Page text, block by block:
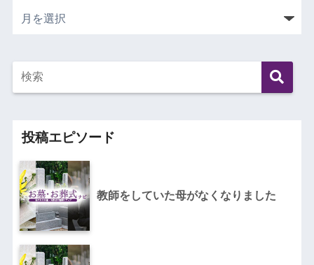
投稿エピソード
教師をしていた母がなくなりました